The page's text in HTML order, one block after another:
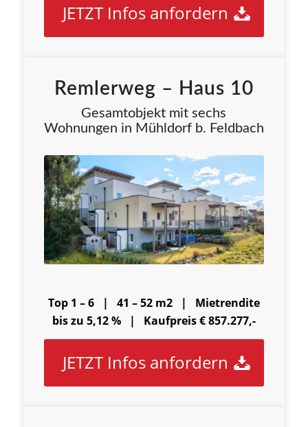
JETZT Infos anfordern
Remlerweg – Haus 10
Gesamtobjekt mit sechs
Wohnungen in Mühldorf b. Feldbach
Top 1 – 6 | 41 – 52 m2 | Mietrendite
bis zu 5,12 % | Kaufpreis € 857.277,-
JETZT Infos anfordern